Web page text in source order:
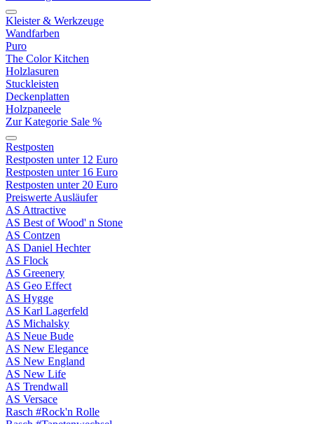
Kleister & Werkzeuge
Wandfarben
Puro
The Color Kitchen
Holzlasuren
Stuckleisten
Deckenplatten
Holzpaneele
Zur Kategorie Sale %
Restposten
Restposten unter 12 Euro
Restposten unter 16 Euro
Restposten unter 20 Euro
Preiswerte Ausläufer
AS Attractive
AS Best of Wood' n Stone
AS Contzen
AS Daniel Hechter
AS Flock
AS Greenery
AS Geo Effect
AS Hygge
AS Karl Lagerfeld
AS Michalsky
AS Neue Bude
AS New Elegance
AS New England
AS New Life
AS Trendwall
AS Versace
Rasch #Rock'n Rolle